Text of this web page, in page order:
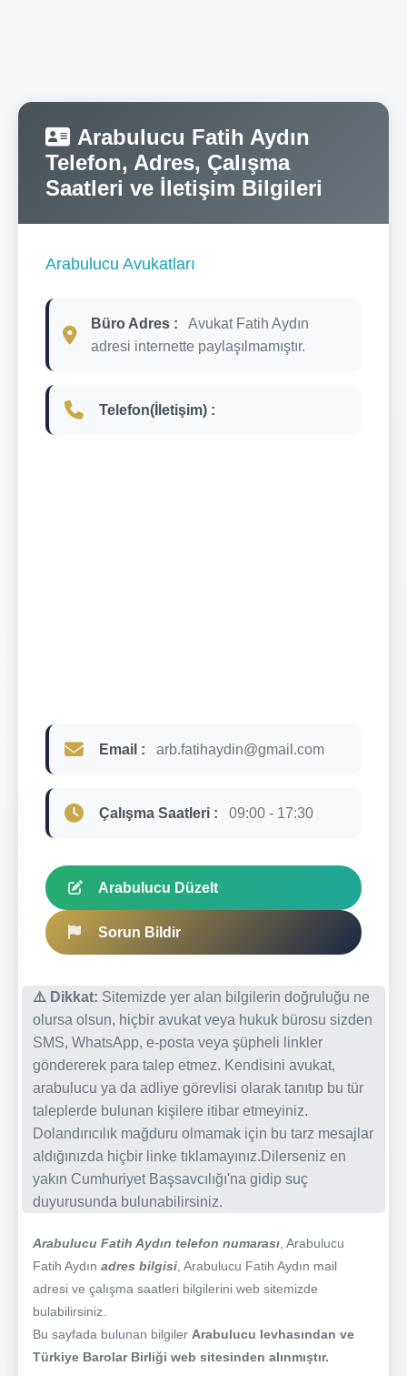
Arabulucu Fatih Aydın
Telefon, Adres, Çalışma
Saatleri ve İletişim Bilgileri
Arabulucu Avukatları
Büro Adres :
Avukat Fatih Aydın
adresi internette paylaşılmamıştır.
Telefon(İletişim) :
Email : arb.fatihaydin@gmail.com
Çalışma Saatleri : 09:00 - 17:30
Arabulucu Düzelt
Sorun Bildir
⚠️ Dikkat: Sitemizde yer alan bilgilerin doğruluğu ne
olursa olsun, hiçbir avukat veya hukuk bürosu sizden
SMS, WhatsApp, e-posta veya şüpheli linkler
göndererek para talep etmez. Kendisini avukat,
arabulucu ya da adliye görevlisi olarak tanıtıp bu tür
taleplerde bulunan kişilere itibar etmeyiniz.
Dolandırıcılık mağduru olmamak için bu tarz mesajlar
aldığınızda hiçbir linke tıklamayınız.Dilerseniz en
yakın Cumhuriyet Başsavcılığı'na gidip suç
duyurusunda bulunabilirsiniz.
Arabulucu Fatih Aydın telefon numarası , Arabulucu
Fatih Aydın adres bilgisi , Arabulucu Fatih Aydın mail
adresi ve çalışma saatleri bilgilerini web sitemizde
bulabilirsiniz.
Bu sayfada bulunan bilgiler Arabulucu levhasından ve
Türkiye Barolar Birliği web sitesinden alınmıştır.